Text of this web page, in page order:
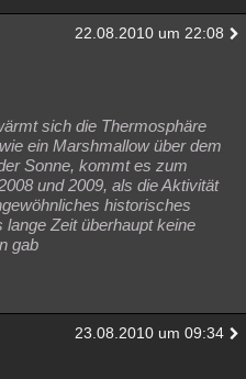
22.08.2010 um 22:08
sich die Thermosphäre
ein Marshmallow über dem
Sonne, kommt es zum
und 2009, als die Aktivität
historisches
Zeit überhaupt keine
gab
23.08.2010 um 09:34